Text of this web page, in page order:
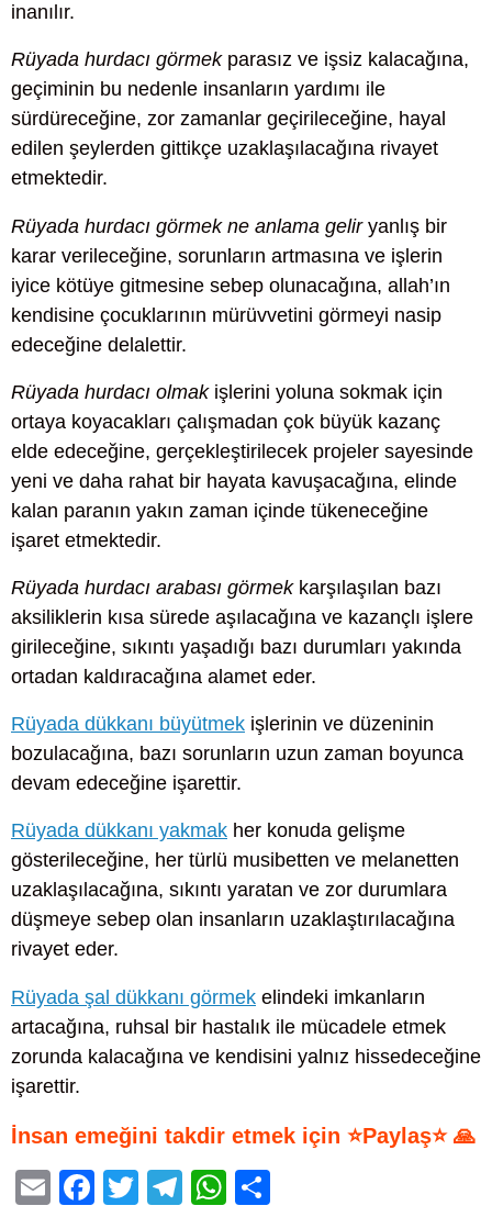
inanılır.
Rüyada hurdacı görmekparasız ve işsiz kalacağına,
geçiminin bu nedenle insanların yardımı ile
sürdüreceğine, zor zamanlar geçirileceğine, hayal
edilen şeylerden gittikçe uzaklaşılacağına rivayet
etmektedir.
Rüyada hurdacı görmek ne anlama geliryanlış bir
karar verileceğine, sorunların artmasına ve işlerin
iyice kötüye gitmesine sebep olunacağına, allah’ın
kendisine çocuklarının mürüvvetini görmeyi nasip
edeceğine delalettir.
Rüyada hurdacı olmakişlerini yoluna sokmak için
ortaya koyacakları çalışmadan çok büyük kazanç
elde edeceğine, gerçekleştirilecek projeler sayesinde
yeni ve daha rahat bir hayata kavuşacağına, elinde
kalan paranın yakın zaman içinde tükeneceğine
işaret etmektedir.
Rüyada hurdacı arabası görmekkarşılaşılan bazı
aksiliklerin kısa sürede aşılacağına ve kazançlı işlere
girileceğine, sıkıntı yaşadığı bazı durumları yakında
ortadan kaldıracağına alamet eder.
Rüyada dükkanı büyütmek işlerinin ve düzeninin
bozulacağına, bazı sorunların uzun zaman boyunca
devam edeceğine işarettir.
Rüyada dükkanı yakmak her konuda gelişme
gösterileceğine, her türlü musibetten ve melanetten
uzaklaşılacağına, sıkıntı yaratan ve zor durumlara
düşmeye sebep olan insanların uzaklaştırılacağına
rivayet eder.
Rüyada şal dükkanı görmek elindeki imkanların
artacağına, ruhsal bir hastalık ile mücadele etmek
zorunda kalacağına ve kendisini yalnız hissedeceğine
işarettir.
İnsan emeğini takdir etmek için ⭐Paylaş⭐ 🙏
E
F
T
T
W